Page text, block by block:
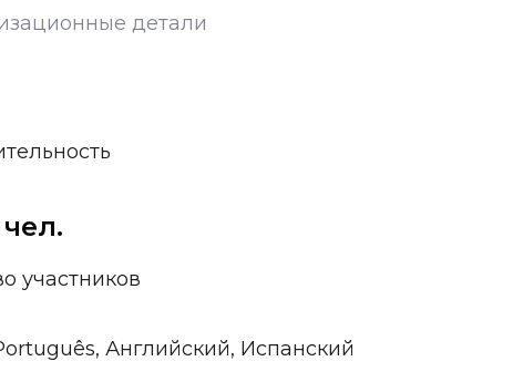
детали
участников
Английский, Испанский